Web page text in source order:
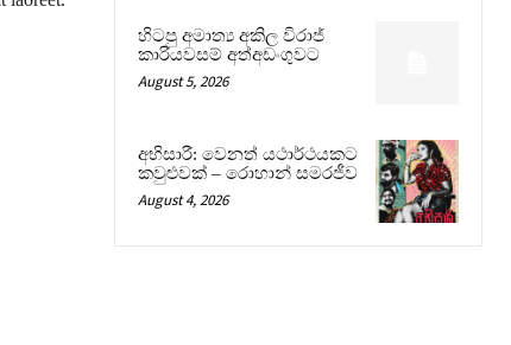
හිටපු අමාත්‍ය අකිල විරාජ්
කාරියවසම් අත්අඩංගුවට
August 5, 2026
අභිසාරී: වෙනත් යථාර්ථයකට
කවුළුවක් – රොහාන් සමරජීව
August 4, 2026